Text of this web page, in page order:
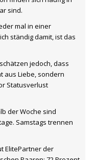
sind.
mal in einer
ständig damit, ist das
jedoch, dass
aus Liebe, sondern
Statusverlust
der Woche sind
Samstags trennen
ElitePartner der